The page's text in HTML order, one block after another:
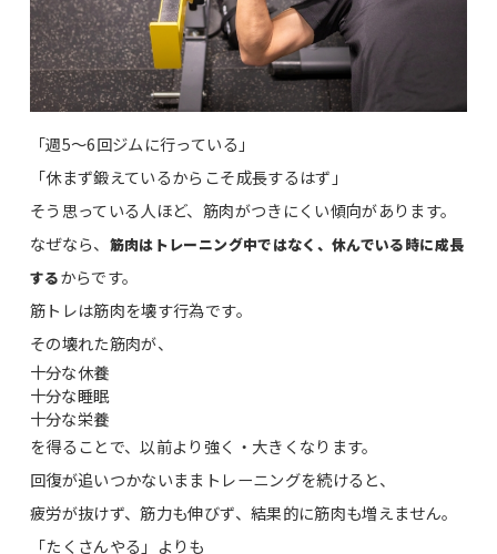
「週5〜6回ジムに行っている」
「休まず鍛えているからこそ成長するはず」
そう思っている人ほど、筋肉がつきにくい傾向があります。
なぜなら、 筋肉はトレーニング中ではなく、休んでいる時に成長
するからです。
筋トレは筋肉を壊す行為です。
その壊れた筋肉が、
十分な休養
十分な睡眠
十分な栄養
を得ることで、以前より強く・大きくなります。
回復が追いつかないままトレーニングを続けると、
疲労が抜けず、筋力も伸びず、結果的に筋肉も増えません。
「たくさんやる」よりも